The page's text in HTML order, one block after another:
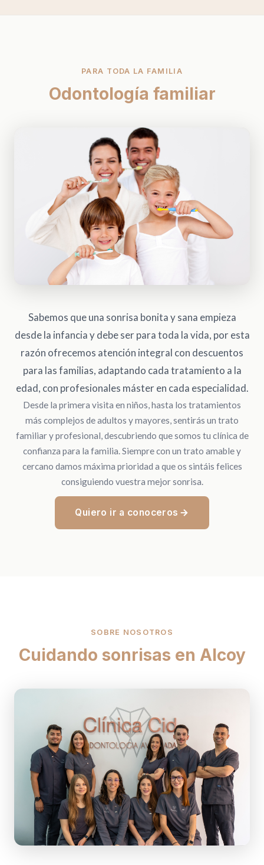
PARA TODA LA FAMILIA
Odontología familiar
Sabemos que una sonrisa bonita y sana empieza
desde la infancia y debe ser para toda la vida, por esta
razón ofrecemos atención integral con descuentos
para las familias, adaptando cada tratamiento a la
edad, con profesionales máster en cada especialidad.
Desde la primera visita en niños, hasta los tratamientos
más complejos de adultos y mayores, sentirás un trato
familiar y profesional, descubriendo que somos tu clínica de
confianza para la familia. Siempre con un trato amable y
cercano damos máxima prioridad a que os sintáis felices
consiguiendo vuestra mejor sonrisa.
Quiero ir a conoceros
SOBRE NOSOTROS
Cuidando sonrisas en Alcoy